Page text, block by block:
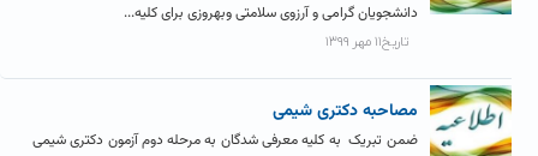
دانشجویان گرامی و آرزوی سلامتی وبهروزی برای کلیه...
تاریخ۱۱ مهر ۱۳۹۹
مصاحبه دکتری شیمی
ضمن تبریک به کلیه معرفی شدگان به مرحله دوم آزمون دکتری شیمی